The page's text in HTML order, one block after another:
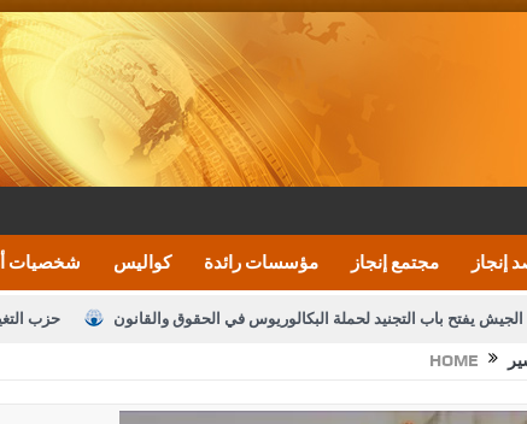
شخصيات كواليس مؤسسات رائدة مجتمع إنجاز إنجاز
حزب الجيش يفتح باب التجنيد لحملة البكالوريوس في الحقوق والقانون
الصحف اليومية ويؤكد حرص مجلس النواب على شراكة فاعلة مع الإعلام
HOME